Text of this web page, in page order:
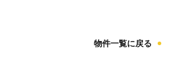
物件一覧に戻る